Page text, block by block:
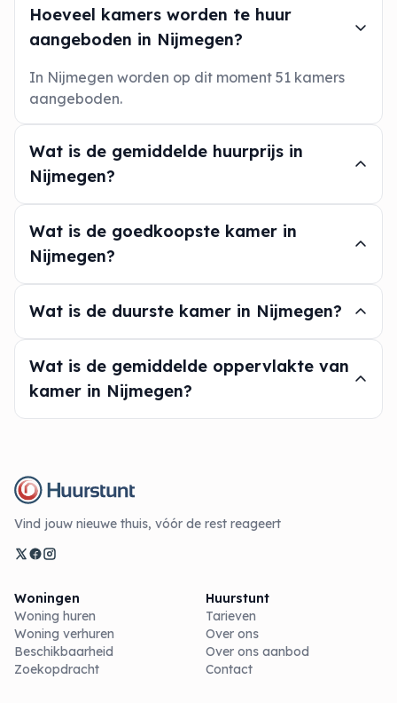
Hoeveel kamers worden te huur
aangeboden in Nijmegen?
In Nijmegen worden op dit moment 51 kamers
aangeboden.
Wat is de gemiddelde huurprijs in
Nijmegen?
Wat is de goedkoopste kamer in
Nijmegen?
Wat is de duurste kamer in Nijmegen?
Wat is de gemiddelde oppervlakte van
kamer in Nijmegen?
Vind jouw nieuwe thuis, vóór de rest reageert
Woningen
Woning huren
Woning verhuren
Beschikbaarheid
Zoekopdracht
Huurstunt
Tarieven
Over ons
Over ons aanbod
Contact